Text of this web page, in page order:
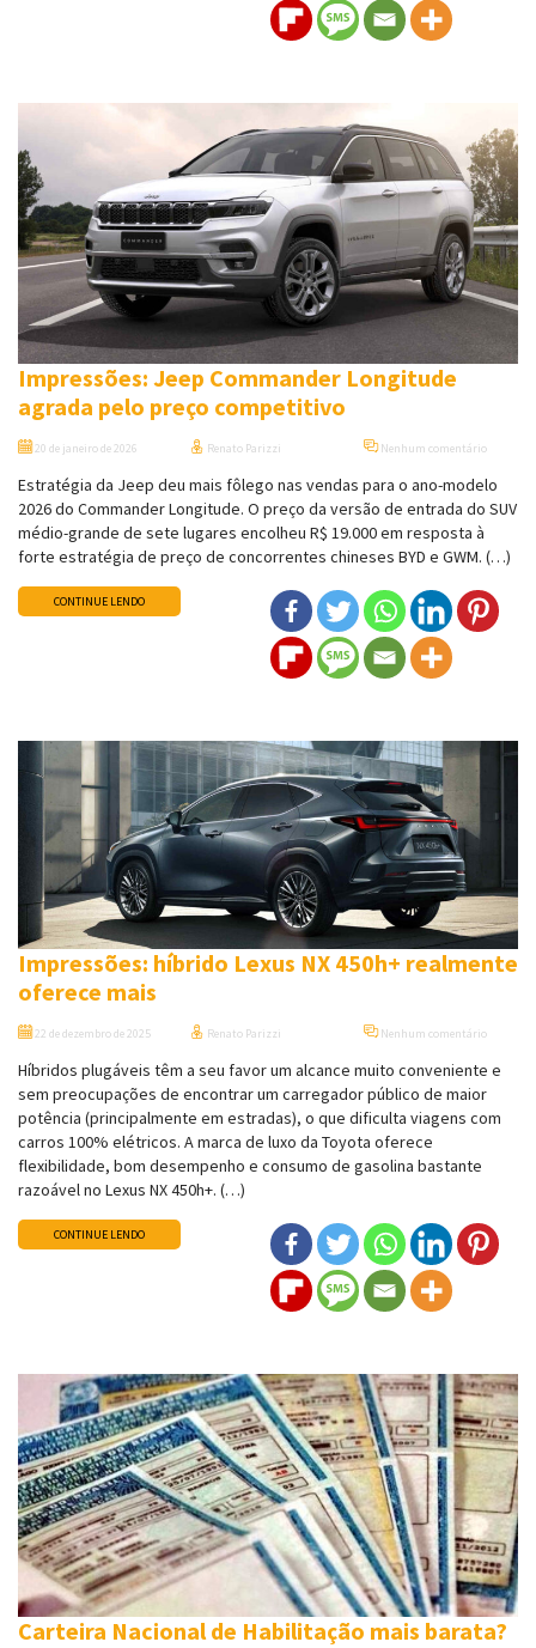
Impressões: Jeep Commander Longitude
agrada pelo preço competitivo
20 de janeiro de 2026 Renato Parizzi Nenhum comentário
Estratégia da Jeep deu mais fôlego nas vendas para o ano-modelo
2026 do Commander Longitude. O preço da versão de entrada do SUV
médio-grande de sete lugares encolheu R$ 19.000 em resposta à
forte estratégia de preço de concorrentes chineses BYD e GWM. (…)
CONTINUE LENDO
Impressões: híbrido Lexus NX 450h+ realmente
oferece mais
22 de dezembro de 2025 Renato Parizzi Nenhum comentário
Híbridos plugáveis têm a seu favor um alcance muito conveniente e
sem preocupações de encontrar um carregador público de maior
potência (principalmente em estradas), o que dificulta viagens com
carros 100% elétricos. A marca de luxo da Toyota oferece
flexibilidade, bom desempenho e consumo de gasolina bastante
razoável no Lexus NX 450h+. (…)
CONTINUE LENDO
Carteira Nacional de Habilitação mais barata?